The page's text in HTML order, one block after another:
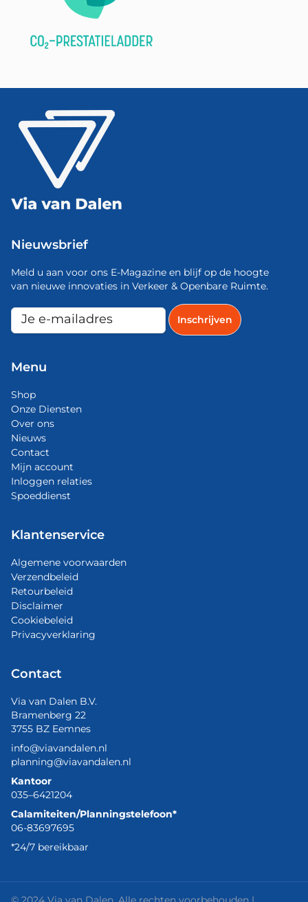
Nieuwsbrief
Meld u aan voor ons E-Magazine en blijf op de hoogte
van nieuwe innovaties in Verkeer & Openbare Ruimte.
Menu
Shop
Onze Diensten
Over ons
Nieuws
Contact
Mijn account
Inloggen relaties
Spoeddienst
Klantenservice
Algemene voorwaarden
Verzendbeleid
Retourbeleid
Disclaimer
Cookiebeleid
Privacyverklaring
Contact
Via van Dalen B.V.
Bramenberg 22
3755 BZ Eemnes
info@viavandalen.nl
planning@viavandalen.nl
Kantoor
035–6421204
Calamiteiten/Planningstelefoon*
06-83697695
*24/7 bereikbaar